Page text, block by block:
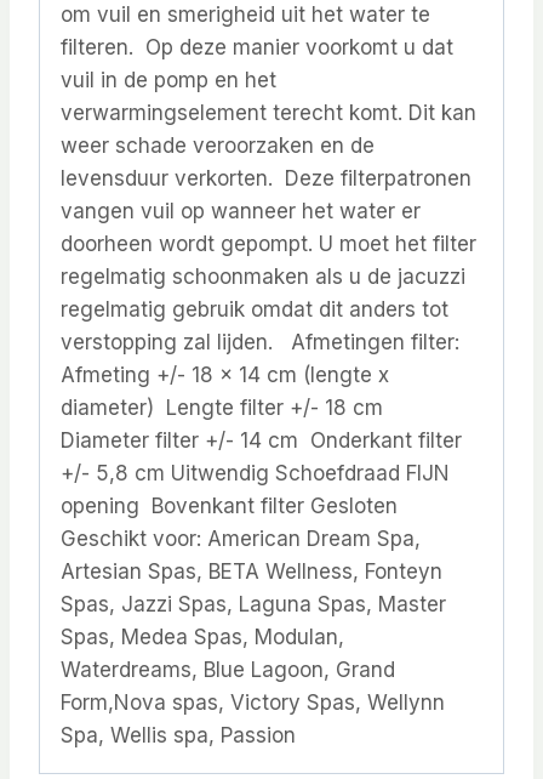
om vuil en smerigheid uit het water te
filteren. Op deze manier voorkomt u dat
vuil in de pomp en het
verwarmingselement terecht komt. Dit kan
weer schade veroorzaken en de
levensduur verkorten. Deze filterpatronen
vangen vuil op wanneer het water er
doorheen wordt gepompt. U moet het filter
regelmatig schoonmaken als u de jacuzzi
regelmatig gebruik omdat dit anders tot
verstopping zal lijden. Afmetingen filter:
Afmeting +/- 18 x 14 cm (lengte x
diameter) Lengte filter +/- 18 cm
Diameter filter +/- 14 cm Onderkant filter
+/- 5,8 cm Uitwendig Schoefdraad FIJN
opening Bovenkant filter Gesloten
Geschikt voor: American Dream Spa,
Artesian Spas, BETA Wellness, Fonteyn
Spas, Jazzi Spas, Laguna Spas, Master
Spas, Medea Spas, Modulan,
Waterdreams, Blue Lagoon, Grand
Form,Nova spas, Victory Spas, Wellynn
Spa, Wellis spa, Passion